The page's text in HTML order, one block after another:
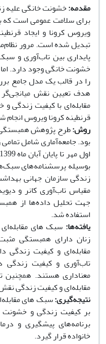
مقدمه:خشونت خانگی علیه
برای سلامت عمومی است که
ویروس کرونا و ایجاد
تبدیل شده است. مرور
پایداری بین تاب‌آوری و
خشونت خانگی وجود دارد.
را در قالب یک مدل جامع
هدف تعیین نقش
مقابله‌ای با کیفیت زندگی
قرنطینه کرونا ویروس انجام
روش:طرح پژوهش همبستگی
بود. جامعه‌آماری شامل
بوسیله پرسشنامه‌های
زندگی سازمان جهانی
مقیاس تاب‌آوری کانر و
جهت تحلیل داده‌ها از
استفاده شد.
یافته‌ها: سبک های
معناداری هستند.
مقابله‌ای و کیفیت زندگی
نتیجه‌گیری:سبک های
بر کیفیت زندگی و خشونت
برنامه‌های پیشگیری و
خانواده قرار گیرد.